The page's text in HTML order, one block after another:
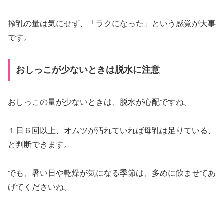
搾乳の量は気にせず、「ラクになった」という感覚が大事
です。
おしっこが少ないときは脱水に注意
おしっこの量が少ないときは、脱水が心配ですね。
１日６回以上、オムツが汚れていれば母乳は足りている、
と判断できます。
でも、暑い日や乾燥が気になる季節は、多めに飲ませてあ
げてくださいね。